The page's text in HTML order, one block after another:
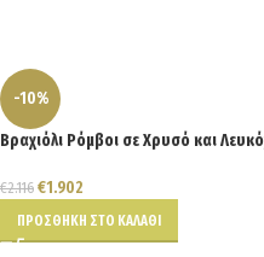
-10%
Βραχιόλι Ρόμβοι σε Χρυσό και
€2.116 €1.902
ΠΡΟΣΘΉΚΗ ΣΤΟ ΚΑΛΆΘΙ